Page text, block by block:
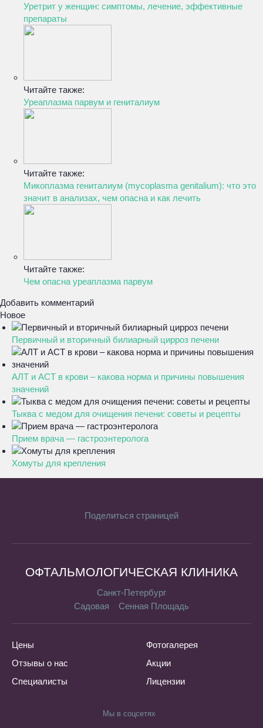
Уретрит у женщин: симптомы, лечение, эффективные
препараты
Читайте также:
Уреаплазма парвум и гениталиум
Читайте также:
Микоплазма гениталиум (mycoplasma genitalium): что это
значит в анализах, чем опасна и как лечить
Читайте также:
Чем опасна уреаплазма парвум
Добавить комментарий
Новое
Первичный и вторичный билиарный цирроз печени
АЛТ и АСТ в крови – какова норма и причины повышения
значений
Тыква с медом для очищения печени: советы и рецепты
Прием врача — гастроэнтеролога
Хомуты для крепления
Поделиться страницей
ОФТАЛЬМОЛОГИЧЕСКАЯ КЛИНИКА
Санкт-Петербург
Садовая
Сенная Площадь
Цены
Отзывы о нас
Специалисты
Фотогалерея
Акции
Лицензии
Мы в соцсетях